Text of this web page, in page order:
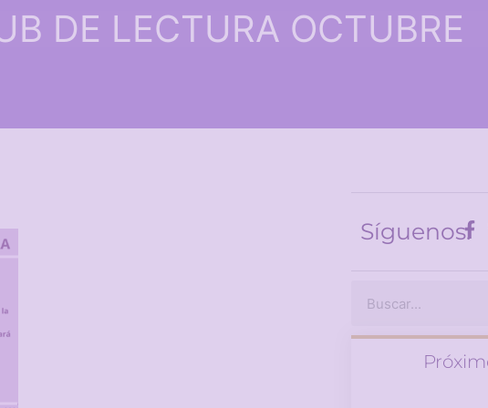
DE LECTURA OCTUBRE
Síguenos: